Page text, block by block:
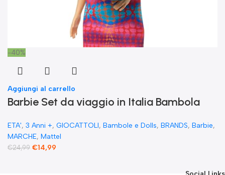
-40%
Aggiungi al carrello
Barbie Set da viaggio in Italia Bambola
cappuccino
ETA', 3 Anni +, GIOCATTOLI, Bambole e Dolls, BRANDS, Barbie,
MARCHE, Mattel
€24,99 €14,99